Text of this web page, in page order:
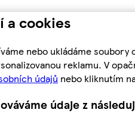
a cookies
nebo ukládáme
reklamu. V
údajů nebo kliknutím
údaje z